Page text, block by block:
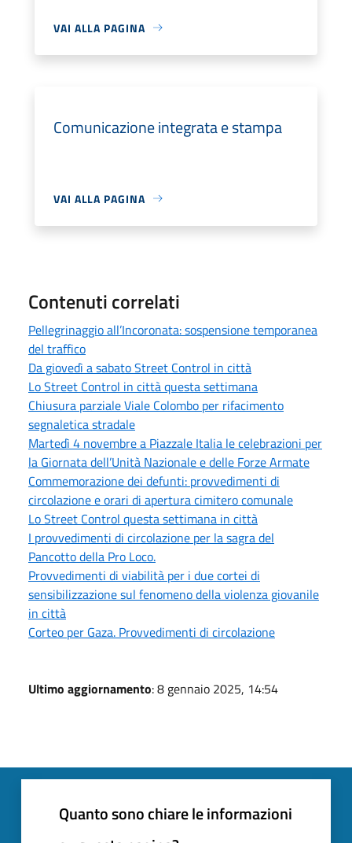
VAI ALLA PAGINA
Comunicazione integrata e stampa
VAI ALLA PAGINA
Contenuti correlati
Pellegrinaggio all’Incoronata: sospensione temporanea
del traffico
Da giovedì a sabato Street Control in città
Lo Street Control in città questa settimana
Chiusura parziale Viale Colombo per rifacimento
segnaletica stradale
Martedì 4 novembre a Piazzale Italia le celebrazioni per
la Giornata dell’Unità Nazionale e delle Forze Armate
Commemorazione dei defunti: provvedimenti di
circolazione e orari di apertura cimitero comunale
Lo Street Control questa settimana in città
I provvedimenti di circolazione per la sagra del
Pancotto della Pro Loco.
Provvedimenti di viabilità per i due cortei di
sensibilizzazione sul fenomeno della violenza giovanile
in città
Corteo per Gaza. Provvedimenti di circolazione
Ultimo aggiornamento: 8 gennaio 2025, 14:54
Quanto sono chiare le informazioni